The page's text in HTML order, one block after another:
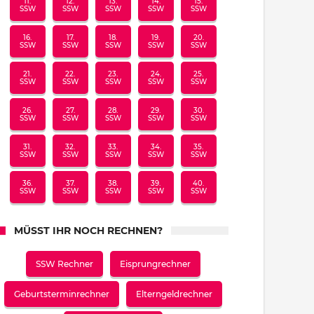
SSW
SSW
SSW
SSW
SSW
16.
SSW
17.
SSW
18.
SSW
19.
SSW
20.
SSW
21.
SSW
22.
SSW
23.
SSW
24.
SSW
25.
SSW
26.
SSW
27.
SSW
28.
SSW
29.
SSW
30.
SSW
31.
SSW
32.
SSW
33.
SSW
34.
SSW
35.
SSW
36.
SSW
37.
SSW
38.
SSW
39.
SSW
40.
SSW
MÜSST IHR NOCH RECHNEN?
SSW Rechner Eisprungrechner
Geburtsterminrechner Elterngeldrechner